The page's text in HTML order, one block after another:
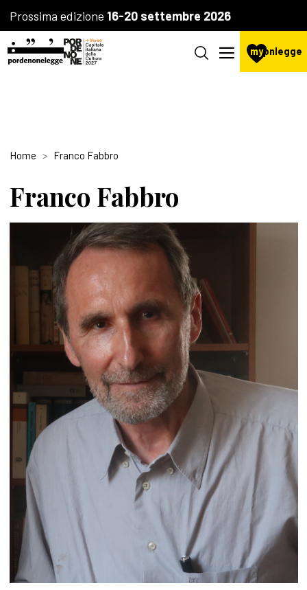
Prossima edizione 16-20 settembre 2026
mypnlegge
Home Franco Fabbro
Franco Fabbro